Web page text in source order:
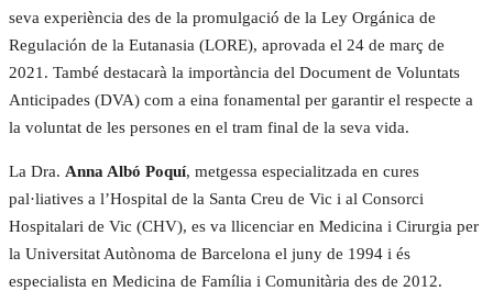
seva experiència des de la promulgació de la Ley Orgánica de
Regulación de la Eutanasia (LORE), aprovada el 24 de març de
2021. També destacarà la importància del Document de Voluntats
Anticipades (DVA) com a eina fonamental per garantir el respecte a
la voluntat de les persones en el tram final de la seva vida.
La Dra. Anna Albó Poquí, metgessa especialitzada en cures
pal·liatives a l’Hospital de la Santa Creu de Vic i al Consorci
Hospitalari de Vic (CHV), es va llicenciar en Medicina i Cirurgia per
la Universitat Autònoma de Barcelona el juny de 1994 i és
especialista en Medicina de Família i Comunitària des de 2012.